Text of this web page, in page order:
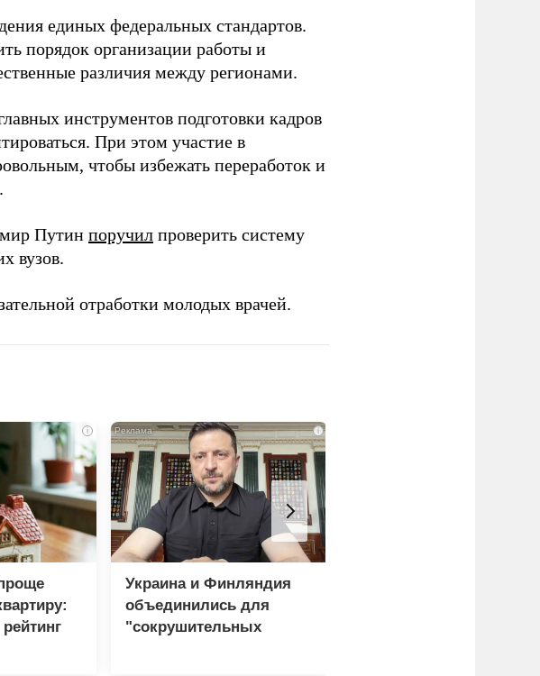
единых федеральных стандартов.
порядок организации работы и
различия между регионами.
инструментов подготовки кадров
При этом участие в
чтобы избежать переработок и
Путин поручил проверить систему
вузов.
отработки молодых врачей.
i i
Украина и Финляндия
объединились для
"сокрушительных